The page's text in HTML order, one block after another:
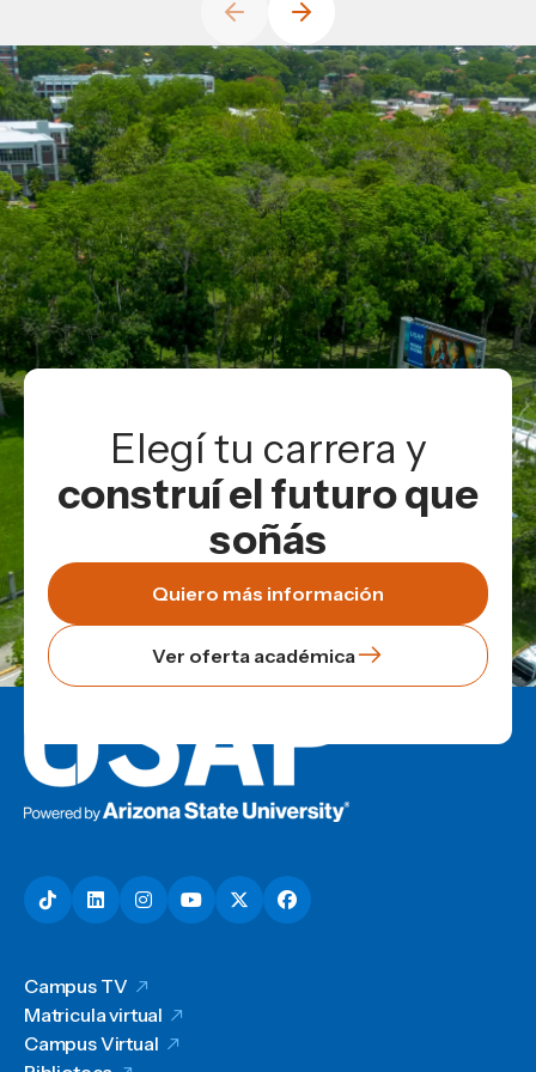
Elegí tu carrera y
construí el futuro que
soñás
Quiero más información
Ver oferta académica
Campus TV
Matricula virtual
Campus Virtual